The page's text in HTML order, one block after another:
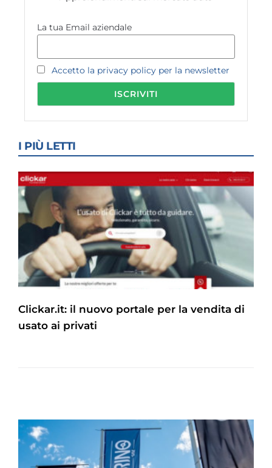
La tua Email aziendale
Accetto la privacy policy per la newsletter
I PIÙ LETTI
Clickar.it: il nuovo portale per la vendita di
usato ai privati